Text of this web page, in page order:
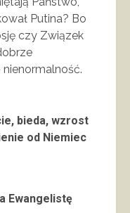
Putina? Bo
czy Związek
bieda, wzrost
od Niemiec
Ewangelistę